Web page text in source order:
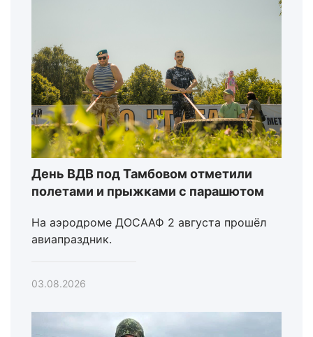
День ВДВ под Тамбовом отметили
полетами и прыжками с парашютом
На аэродроме ДОСААФ 2 августа прошёл
авиапраздник.
03.08.2026